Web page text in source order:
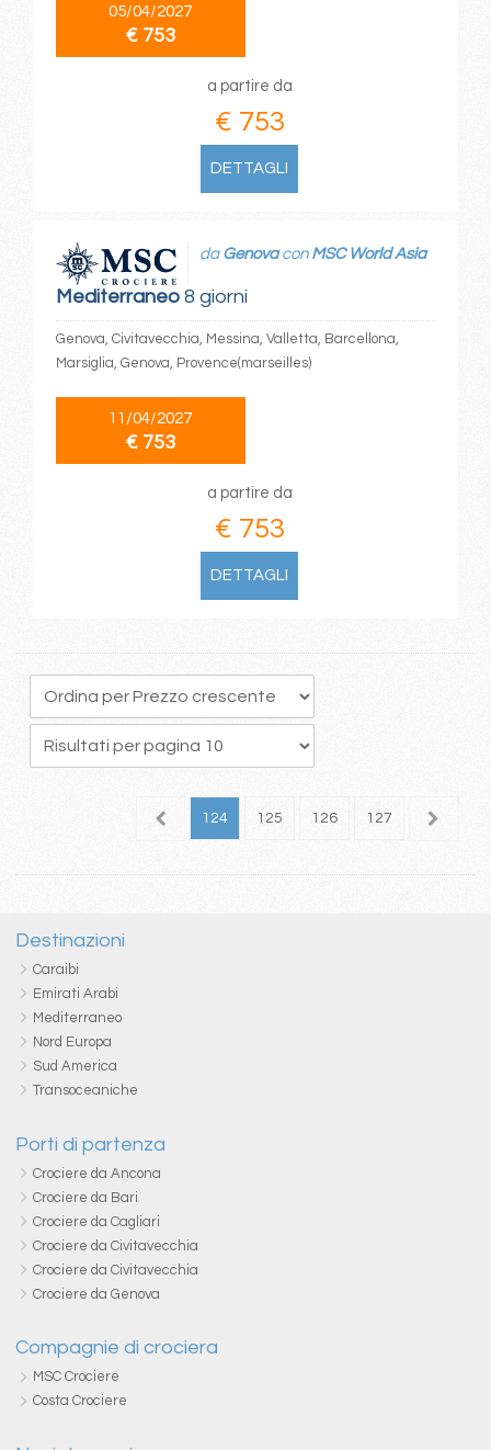
05/04/2027
€ 753
a partire da
€ 753
DETTAGLI
Mediterraneo8 giorni
da Genovacon MSC World Asia
Genova, Civitavecchia, Messina, Valletta, Barcellona,
Marsiglia, Genova, Provence(marseilles)
11/04/2027
€ 753
a partire da
€ 753
DETTAGLI
123 124 125 126 127 128
Destinazioni
Caraibi
Emirati Arabi
Mediterraneo
Nord Europa
Sud America
Transoceaniche
Porti di partenza
Crociere da Ancona
Crociere da Bari
Crociere da Cagliari
Crociere da Civitavecchia
Crociere da Civitavecchia
Crociere da Genova
Compagnie di crociera
MSC Crociere
Costa Crociere